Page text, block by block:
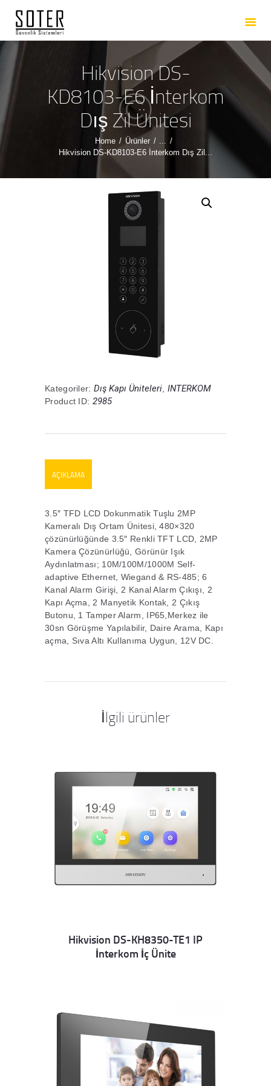
Hikvision DS-
KD8103-E6 İnterkom
Dış Zil Ünitesi
Home Ürünler
...
Hikvision DS-KD8103-E6 İnterkom Dış Zil...
ANASAYFA
HAKKIMIZDA
HIZMETLERIMIZ
ÜRÜNLERIMIZ
REFERANSLARIMIZ
İLETIŞIM
Kategoriler: Dış Kapı Üniteleri, INTERKOM
Product ID: 2985
AÇIKLAMA
3.5″ TFD LCD Dokunmatik Tuşlu 2MP
Kameralı Dış Ortam Ünitesi, 480×320
çözünürlüğünde 3.5″ Renkli TFT LCD, 2MP
Kamera Çözünürlüğü, Görünür Işık
Aydınlatması; 10M/100M/1000M Self-
adaptive Ethernet, Wiegand & RS-485; 6
Kanal Alarm Girişi, 2 Kanal Alarm Çıkışı, 2
Kapı Açma, 2 Manyetik Kontak, 2 Çıkış
Butonu, 1 Tamper Alarm, IP65,Merkez ile
30sn Görüşme Yapılabilir, Daire Arama, Kapı
açma, Sıva Altı Kullanıma Uygun, 12V DC.
İlgili ürünler
Details
Hikvision DS-KH8350-TE1 IP
İnterkom İç Ünite